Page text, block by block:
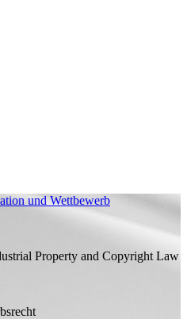
Property and Copyright Law